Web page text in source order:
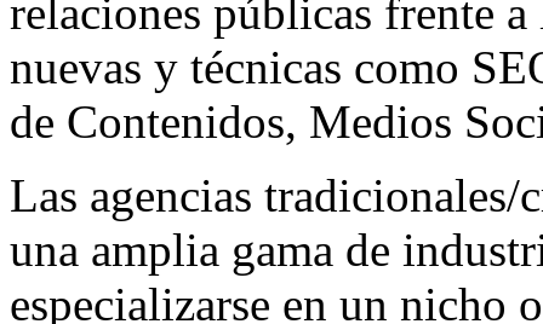
relaciones públicas frente a
nuevas y técnicas como
de Contenidos, Medios
Las agencias
una amplia gama de
especializarse en un nicho